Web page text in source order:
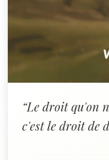
“Le droit qu'on
c'est le droit de